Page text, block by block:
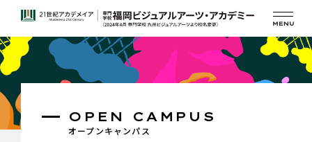
オープンキャンパス
OPEN CAMPUS